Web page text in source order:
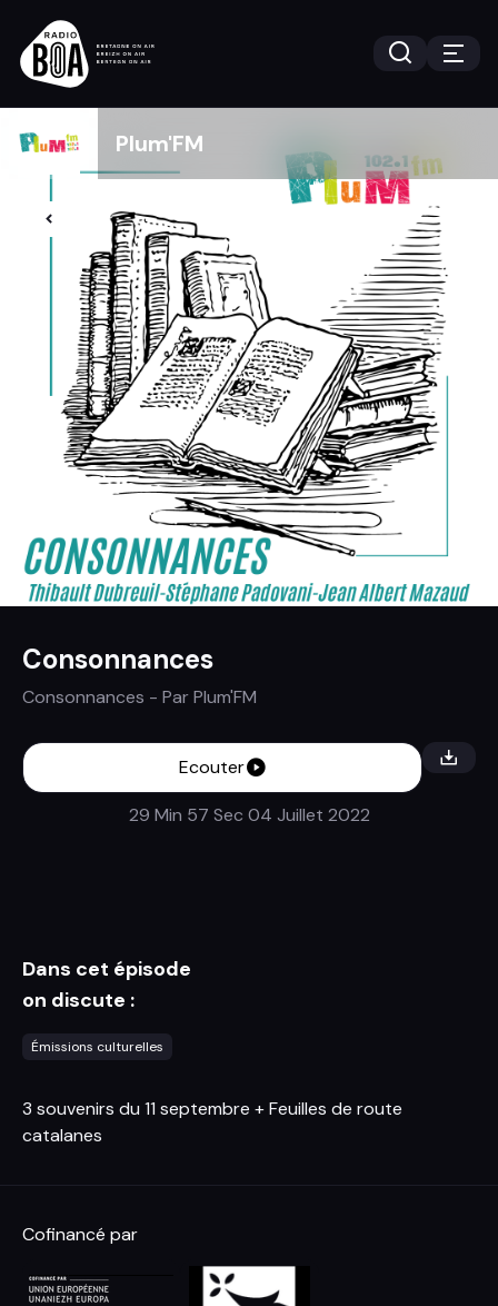
Plum'FM
Consonnances
Consonnances - ParPlum'FM
Ecouter
29 Min 57 Sec 04 Juillet 2022
Dans cet épisode
on discute :
Émissions culturelles
3 souvenirs du 11 septembre + Feuilles de route
catalanes
Cofinancé par